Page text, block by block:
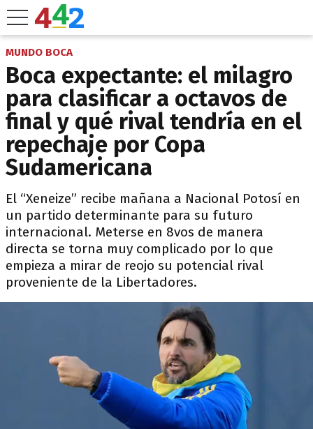
MUNDO BOCA
Boca expectante: el milagro
para clasificar a octavos de
final y qué rival tendría en el
repechaje por Copa
Sudamericana
El “Xeneize” recibe mañana a Nacional Potosí en
un partido determinante para su futuro
internacional. Meterse en 8vos de manera
directa se torna muy complicado por lo que
empieza a mirar de reojo su potencial rival
proveniente de la Libertadores.